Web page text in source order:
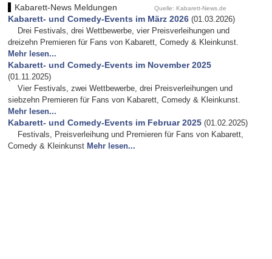
Kabarett-News Meldungen
Quelle: Kabarett-News.de
Kabarett- und Comedy-Events im März 2026 (01.03.2026)
Drei Festivals, drei Wettbewerbe, vier Preisverleihungen und
dreizehn Premieren für Fans von Kabarett, Comedy & Kleinkunst.
Mehr lesen...
Kabarett- und Comedy-Events im November 2025
(01.11.2025)
Vier Festivals, zwei Wettbewerbe, drei Preisverleihungen und
siebzehn Premieren für Fans von Kabarett, Comedy & Kleinkunst.
Mehr lesen...
Kabarett- und Comedy-Events im Februar 2025 (01.02.2025)
Festivals, Preisverleihung und Premieren für Fans von Kabarett,
Comedy & Kleinkunst Mehr lesen...